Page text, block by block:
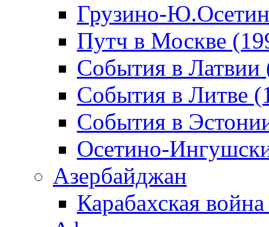
Грузино-
Путч в Москве
События в Латвии
События в Литве
События в
Осетино-
Азербайджан
Карабахская